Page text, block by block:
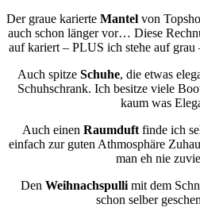
Der graue karierte Mantel von
auch schon länger vor… Diese
auf kariert – PLUS ich stehe auf
Auch spitze Schuhe, die etwas
Schuhschrank. Ich besitze viele
kaum was
Auch einen Raumduftfinde ich
einfach zur guten Athmosphäre
man eh nie
Den Weihnachspulli mit dem
schon selber